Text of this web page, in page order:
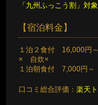
「九州ふっこう割」対
【宿泊料金】
１泊２食付 16,000円
× 自炊×
１泊朝食付 7,000円～
口コミ総合評価：楽天